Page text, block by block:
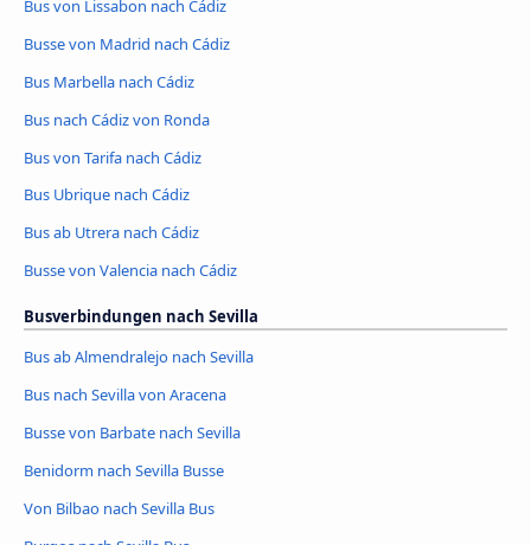
Bus von Lissabon nach Cádiz
Busse von Madrid nach Cádiz
Bus Marbella nach Cádiz
Bus nach Cádiz von Ronda
Bus von Tarifa nach Cádiz
Bus Ubrique nach Cádiz
Bus ab Utrera nach Cádiz
Busse von Valencia nach Cádiz
Busverbindungen nach Sevilla
Bus ab Almendralejo nach Sevilla
Bus nach Sevilla von Aracena
Busse von Barbate nach Sevilla
Benidorm nach Sevilla Busse
Von Bilbao nach Sevilla Bus